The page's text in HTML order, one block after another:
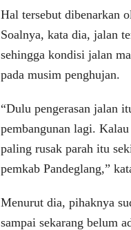
Hal tersebut dibenarkan
Soalnya, kata dia, jalan
sehingga kondisi jalan
pada musim penghujan.
“Dulu pengerasan jalan
pembangunan lagi.
paling rusak parah itu
pemkab Pandeglang,”
Menurut dia, pihaknya
sampai sekarang belum